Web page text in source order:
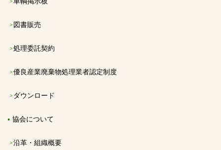
図書販売
処理委託契約
優良産業廃棄物処理業者認定制度
ダウンロード
協会について
沿革・組織概要